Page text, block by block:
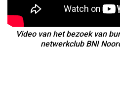
Video van het bezoek van
netwerkclub BNI